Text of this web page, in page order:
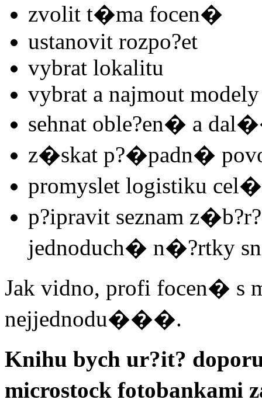
zvolit t�ma focen�
ustanovit rozpo?et
vybrat lokalitu
vybrat a najmout modely
sehnat oble?en� a
z�skat p?�padn�
promyslet logistiku
p?ipravit seznam
jednoduch� n�?rtky
Jak vidno, profi focen� s
nejjednodu���.
Knihu bych ur?it?
microstock